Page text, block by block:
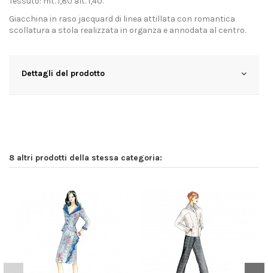
Giacchina in raso jacquard di linea attillata con romantica
scollatura a stola realizzata in organza e annodata al centro.
Dettagli del prodotto
8 altri prodotti della stessa categoria: